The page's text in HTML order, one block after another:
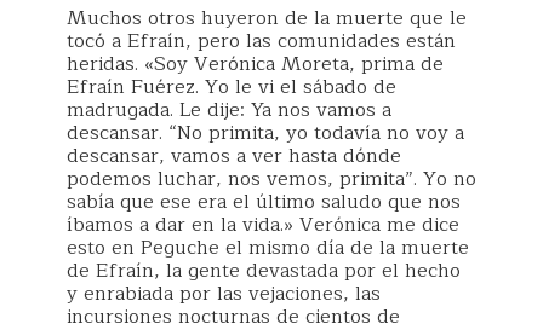
Muchos otros huyeron de la muerte que le
tocó a Efraín, pero las comunidades están
heridas. «Soy Verónica Moreta, prima de
Efraín Fuérez. Yo le vi el sábado de
madrugada. Le dije: Ya nos vamos a
descansar. “No primita, yo todavía no voy a
descansar, vamos a ver hasta dónde
podemos luchar, nos vemos, primita”. Yo no
sabía que ese era el último saludo que nos
íbamos a dar en la vida.» Verónica me dice
esto en Peguche el mismo día de la muerte
de Efraín, la gente devastada por el hecho
y enrabiada por las vejaciones, las
incursiones nocturnas de cientos de